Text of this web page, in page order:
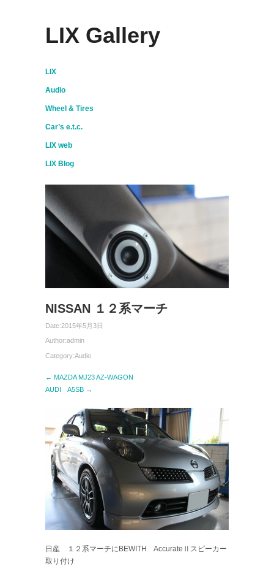
LIX Gallery
LIX
Audio
Wheel & Tires
Car’s e.t.c.
LIX web
LIX Blog
NISSAN １２系マーチ
Date:2015年5月3日
Author:admin
Category:Audio
← MAZDA MJ23 AZ-WAGON
AUDI A5SB →
日産 １２系マーチにBEWITH AccurateⅡスピーカー
取り付け